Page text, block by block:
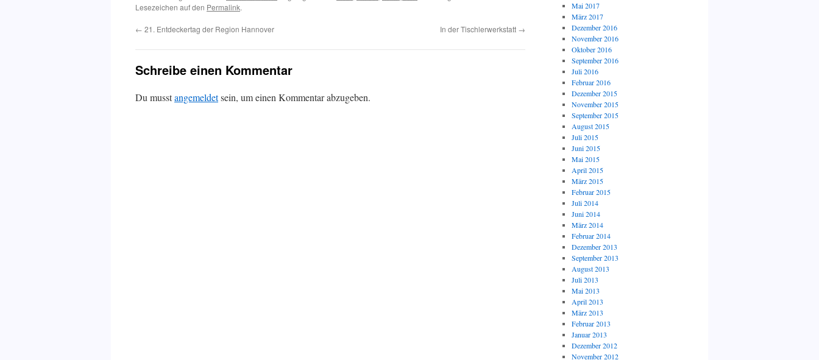
Lesezeichen auf den Permalink.
← 21. Entdeckertag der Region Hannover In der Tischlerwerkstatt →
Schreibe einen Kommentar
Du musstangemeldetsein, um einen Kommentar abzugeben.
Mai 2017
März 2017
Dezember 2016
November 2016
Oktober 2016
September 2016
Juli 2016
Februar 2016
Dezember 2015
November 2015
September 2015
August 2015
Juli 2015
Juni 2015
Mai 2015
April 2015
März 2015
Februar 2015
Juli 2014
Juni 2014
März 2014
Februar 2014
Dezember 2013
September 2013
August 2013
Juli 2013
Mai 2013
April 2013
März 2013
Februar 2013
Januar 2013
Dezember 2012
November 2012